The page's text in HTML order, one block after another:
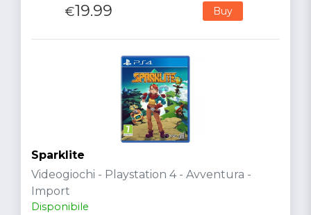
€19.99 Buy
Sparklite
Videogiochi - Playstation 4 - Avventura -
Import
Disponibile